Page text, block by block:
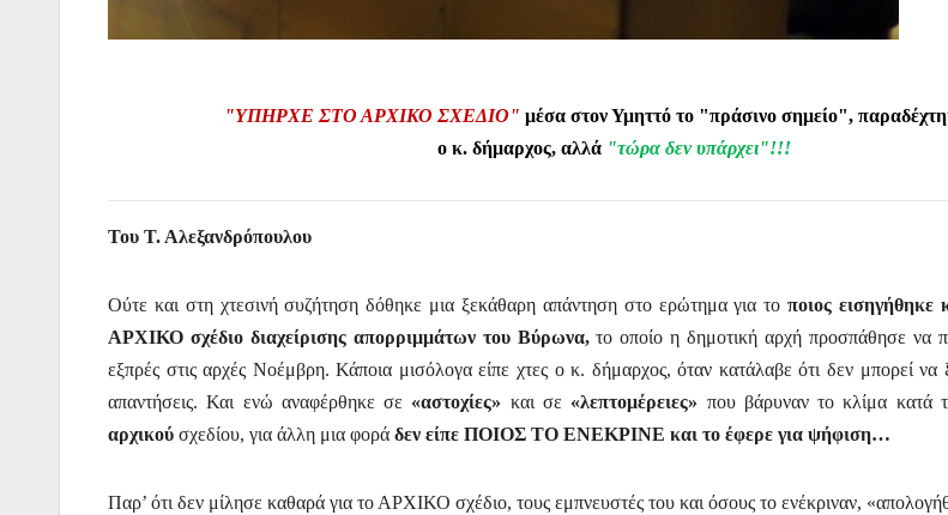
"ΥΠΗΡΧΕ ΣΤΟ ΑΡΧΙΚΟ ΣΧΕΔΙΟ" μέσα στον Υμηττό το "πράσινο σημείο",
ο κ. δήμαρχος, αλλά "τώρα δεν υπάρχει"!!!
Του Τ. Αλεξανδρόπουλου
Ούτε και στη χτεσινή συζήτηση δόθηκε μια ξεκάθαρη απάντηση στο ερώτημα για τοποιος εισηγήθηκε
ΑΡΧΙΚΟ σχέδιο διαχείρισης απορριμμάτων του Βύρωνα,το οποίο η δημοτική αρχή προσπάθησε να
εξπρές στις αρχές Νοέμβρη. Κάποια μισόλογα είπε χτες ο κ. δήμαρχος, όταν κατάλαβε ότι δεν μπορεί να
απαντήσεις. Και ενώ αναφέρθηκε σε «αστοχίες» και σε «λεπτομέρειες» που βάρυναν το κλίμα κατά
αρχικού σχεδίου, για άλλη μια φορά δεν είπε ΠΟΙΟΣ ΤΟ ΕΝΕΚΡΙΝΕ και το έφερε για ψήφιση…
Παρ’ ότι δεν μίλησε καθαρά για το ΑΡΧΙΚΟ σχέδιο, τους εμπνευστές του και όσους το ενέκριναν,